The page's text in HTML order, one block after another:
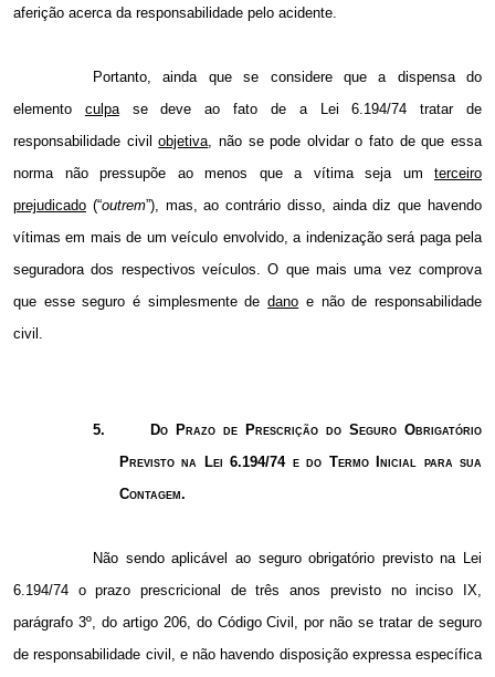
aferição acerca da responsabilidade pelo acidente.
Portanto, ainda que se considere que a dispensa do
elemento culpase deve ao fato de a Lei 6.194/74 tratar de
responsabilidade civilobjetiva, não se pode olvidar o fato de que essa
norma não pressupõe ao menos que a vítima seja um terceiro
prejudicado (“outrem”), mas, ao contrário disso, ainda diz que havendo
vítimas em mais de um veículo envolvido, a indenização será paga pela
seguradora dos respectivos veículos. O que mais uma vez comprova
que esse seguro é simplesmente dedano e não de responsabilidade
civil.
5.
Do Prazo de Prescrição do Seguro Obrigatório
Previsto na Lei 6.194/74 e do Termo Inicial para sua
Contagem.
Não sendo aplicável ao seguro obrigatório previsto na Lei
6.194/74 o prazo prescricional de três anos previsto no inciso IX,
parágrafo 3º, do artigo 206, do Código Civil, por não se tratar de seguro
de responsabilidade civil, e não havendo disposição expressa específica